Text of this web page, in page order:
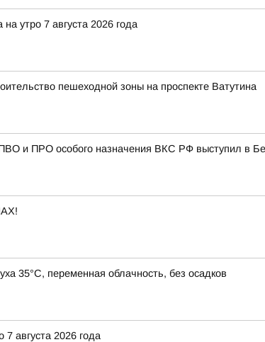
утро 7 августа 2026 года
пешеходной зоны на проспекте Ватутина
и ПРО особого назначения ВКС РФ выступил в
35°C, переменная облачность, без осадков
августа 2026 года